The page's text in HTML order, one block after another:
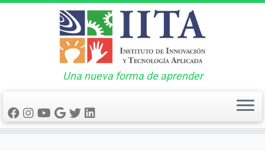
Una nueva forma de aprender